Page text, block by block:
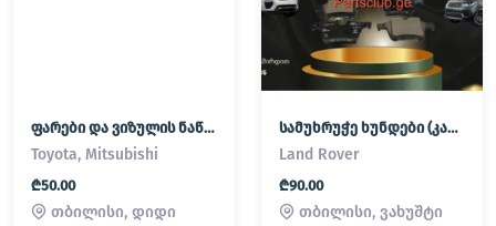
ფარები და ვიზულის ნაწილები. FAREBI DA VIZUALIS NAWILEBI
Toyota, Mitsubishi
₾50.00
თბილისი, დიდი
სამუხრუჭე ხუნდები (კალოტკა) Land Rover/ Range Rover
Land Rover
₾90.00
თბილისი, ვახუშტი